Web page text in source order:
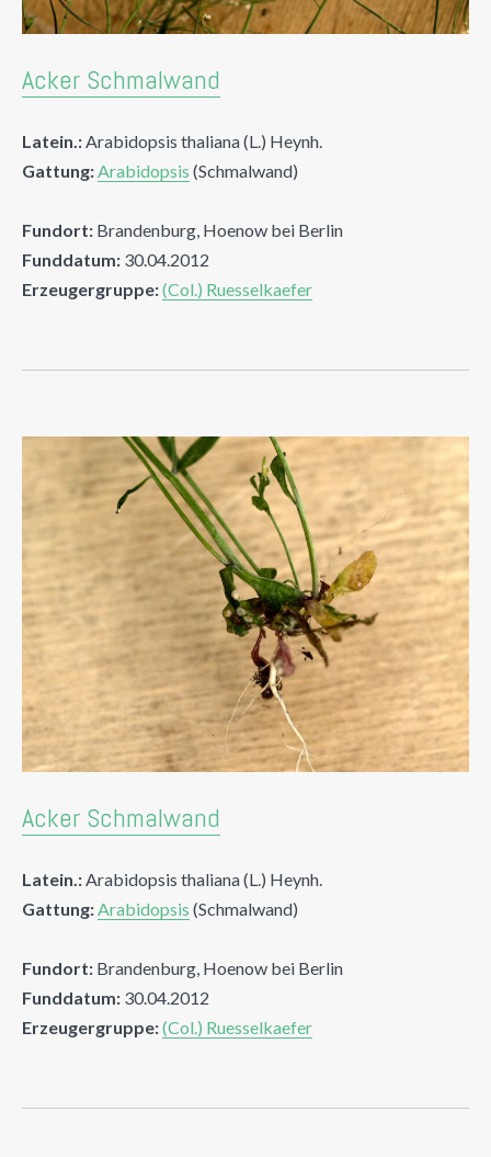
Acker Schmalwand
Latein.:Arabidopsis thaliana (L.) Heynh.
Gattung:Arabidopsis (Schmalwand)
Fundort: Brandenburg, Hoenow bei Berlin
Funddatum: 30.04.2012
Erzeugergruppe:(Col.) Ruesselkaefer
Acker Schmalwand
Latein.:Arabidopsis thaliana (L.) Heynh.
Gattung:Arabidopsis (Schmalwand)
Fundort: Brandenburg, Hoenow bei Berlin
Funddatum: 30.04.2012
Erzeugergruppe:(Col.) Ruesselkaefer